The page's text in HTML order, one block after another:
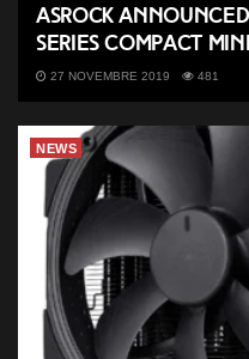
ASRock
Series compact Mini
27 NOVEMBRE 2019 481
NEWS